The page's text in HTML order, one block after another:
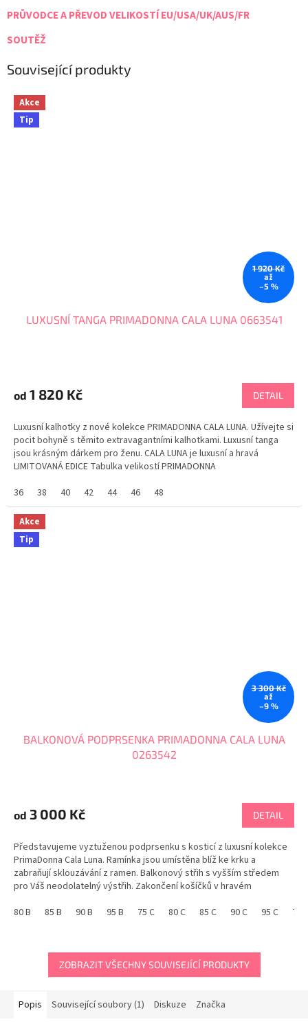
PRŮVODCE A PŘEVOD VELIKOSTÍ EU/USA/UK/AUS/FR
SOUTĚŽ
Související produkty
Akce
Tip
1 920 Kč
až
–5 %
LUXUSNÍ TANGA PRIMADONNA CALA LUNA 0663541
od 1 820 Kč DETAIL
Luxusní kalhotky z nové kolekce PRIMADONNA CALA LUNA. Užívejte si
pocit bohyně s těmito extravagantními kalhotkami. Luxusní tanga
jsou krásným dárkem pro ženu. CALA LUNA je luxusní a hravá
LIMITOVANÁ EDICE Tabulka velikostí PRIMADONNA
36
38 40 42 44 46 48
Akce
Tip
3 300 Kč
až
–9 %
BALKONOVÁ PODPRSENKA PRIMADONNA CALA LUNA
0263542
od 3 000 Kč DETAIL
Představujeme vyztuženou podprsenku s kosticí z luxusní kolekce
PrimaDonna Cala Luna. Ramínka jsou umístěna blíž ke krku a
zabraňují sklouzávání z ramen. Balkonový střih s vyšším středem
pro Váš neodolatelný výstřih. Zakončení košíčků v hravém
80 B
85 B 90 B 95 B 75 C 80 C 85 C 90 C 95 C 70
ZOBRAZIT VŠECHNY SOUVISEJÍCÍ PRODUKTY
Popis Související soubory (1) Diskuze Značka